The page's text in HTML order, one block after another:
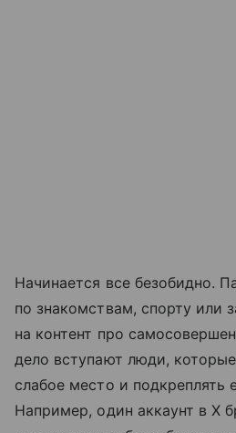
Начинается все безобидно.
по знакомствам, спорту или
на контент про
дело вступают люди,
слабое место и подкреплять
Например, один аккаунт в X